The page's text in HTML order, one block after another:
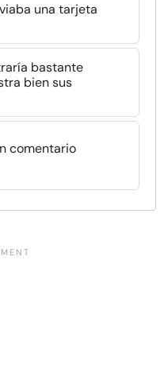
una tarjeta
bastante
bien sus
comentario